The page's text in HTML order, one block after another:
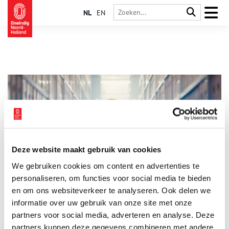
Deze website maakt gebruik van cookies
We gebruiken cookies om content en advertenties te
personaliseren, om functies voor social media te bieden
en om ons websiteverkeer te analyseren. Ook delen we
informatie over uw gebruik van onze site met onze
partners voor social media, adverteren en analyse. Deze
partners kunnen deze gegevens combineren met andere
NL EN
Op 9 december lanceert het Huygens Instituut voor
Nederlandse Geschiedenis en Cultuur de website
Goetgevonden. Deze innovatieve website geeft historici en
geïnteresseerden toegang tot de oerbron van de Nederlandse
geschiedenis die al eeuwen in het Nationaal Archief
opgeslagen ligt. Dankzij tekstherkenning en AI kan iedereen
nu supersnel antwoorden vinden in honderdduizenden
3 min